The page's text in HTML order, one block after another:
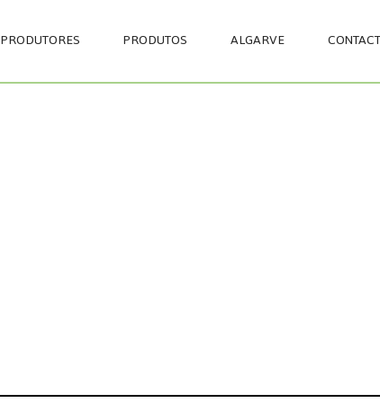
o
principal
PRODUTORES PRODUTOS ALGARVE